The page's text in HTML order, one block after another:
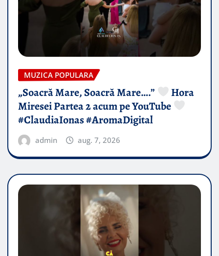
MUZICA POPULARA
„Soacră Mare, Soacră Mare….”
Hora
Miresei Partea 2 acum pe YouTube
#ClaudiaIonas #AromaDigital
admin aug. 7, 2026